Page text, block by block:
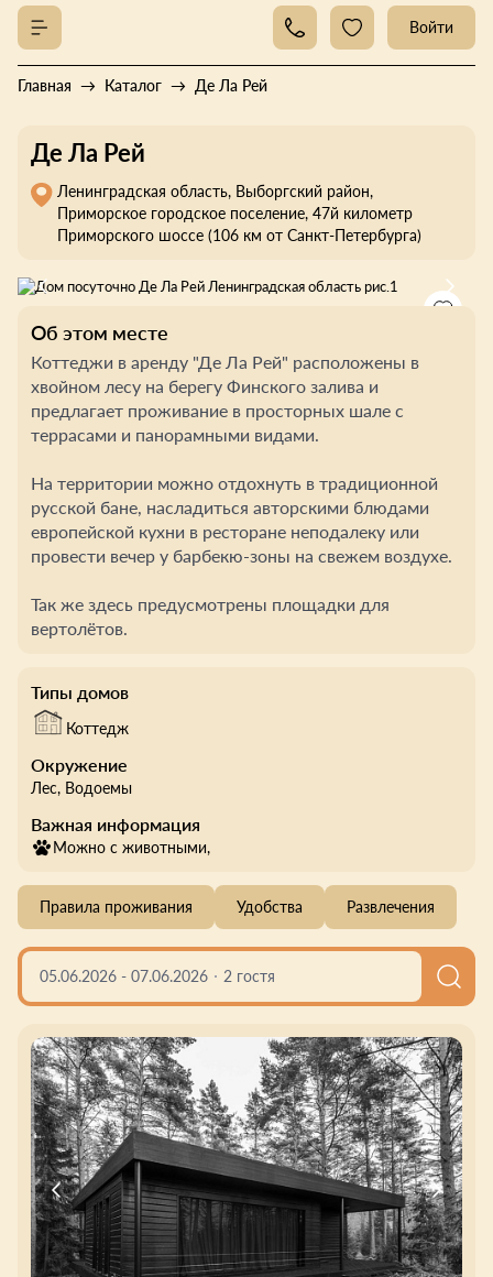
Войти
Главная Каталог Де Ла Рей
Де Ла Рей
Ленинградская область, Выборгский район,
Приморское городское поселение, 47й километр
Приморского шоссе (106 км от Санкт-Петербурга)
Об этом месте
Коттеджи в аренду "Де Ла Рей" расположены в
хвойном лесу на берегу Финского залива и
предлагает проживание в просторных шале с
террасами и панорамными видами.
На территории можно отдохнуть в традиционной
русской бане, насладиться авторскими блюдами
европейской кухни в ресторане неподалеку или
провести вечер у барбекю-зоны на свежем воздухе.
Так же здесь предусмотрены площадки для
вертолётов.
Типы домов
Коттедж
Окружение
Лес, Водоемы
Важная информация
Можно с животными,
Правила проживания Удобства Развлечения
05.06.2026 - 07.06.2026 2 гостя